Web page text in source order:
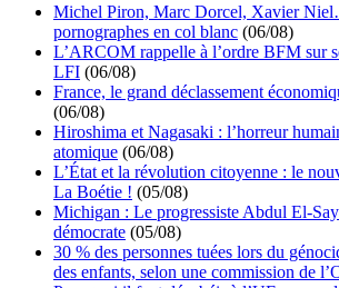
Michel Piron, Marc Dorcel, Xavier
pornographes en col blanc (06/08)
L’ARCOM rappelle à l’ordre BFM sur
LFI (06/08)
France, le grand déclassement
(06/08)
Hiroshima et Nagasaki : l’horreur
atomique (06/08)
L’État et la révolution citoyenne : le
La Boétie ! (05/08)
Michigan : Le progressiste Abdul El-
démocrate (05/08)
30 % des personnes tuées lors du
des enfants, selon une commission de